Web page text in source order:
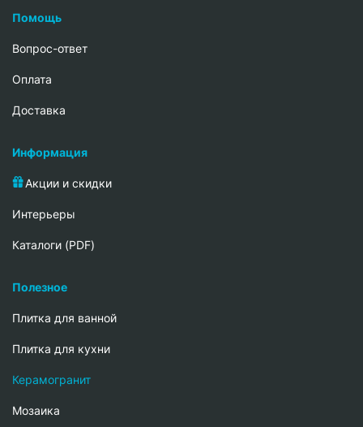
Помощь
Вопрос-ответ
Oплата
Доставка
Информация
Акции и скидки
Интерьеры
Каталоги (PDF)
Полезное
Плитка для ванной
Плитка для кухни
Керамогранит
Мозаика